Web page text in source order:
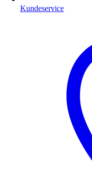
Kundeservice